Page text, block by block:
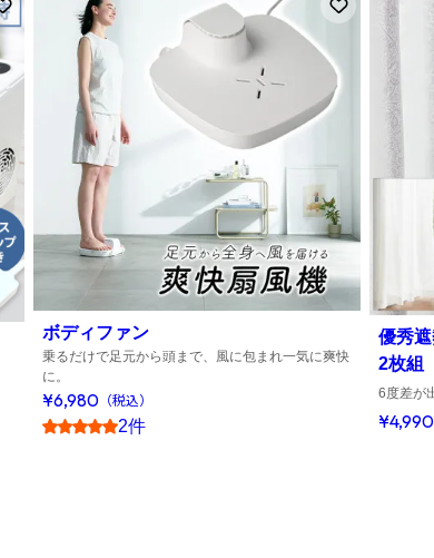
お気に入りに登録 お気に入り
ボディファン
乗るだけで足元から頭まで、風に包まれ一気に爽快
に。
¥6,980 （税込）
2件
優秀
2枚組
6度差が
¥4,990